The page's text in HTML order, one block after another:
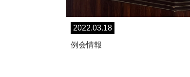
2022.03.18
例会情報